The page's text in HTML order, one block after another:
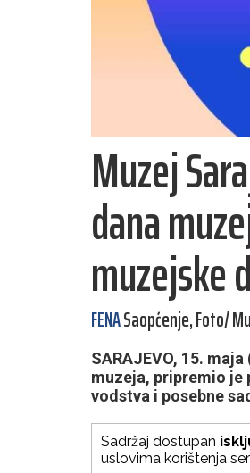
Muzej
dana
muzejske
FENASaopćenje, Foto/
SARAJEVO, 15.
muzeja, pripremio je
vodstva i posebne
Sadržaj dostupan
uslovima korištenja